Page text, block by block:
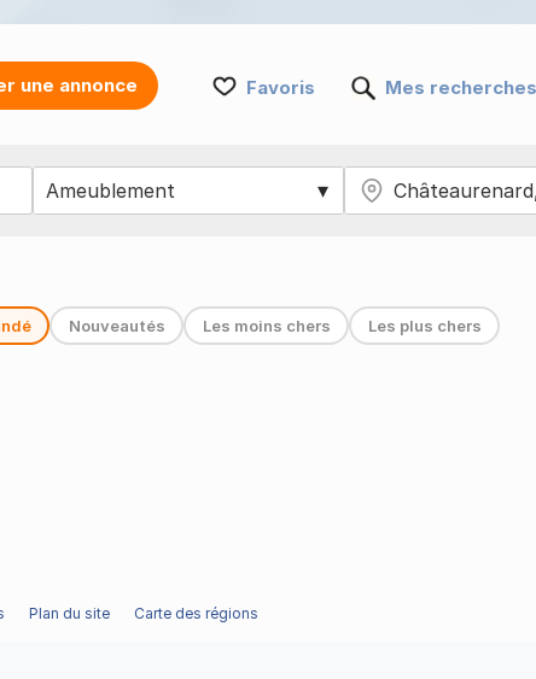
une annonce Favoris Mes recherches
Nouveautés Les moins chers Les plus chers
Plan du site Carte des régions